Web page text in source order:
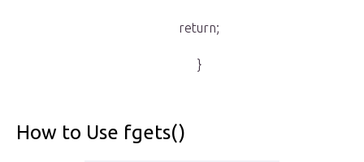
return;
}
How to Use fgets()